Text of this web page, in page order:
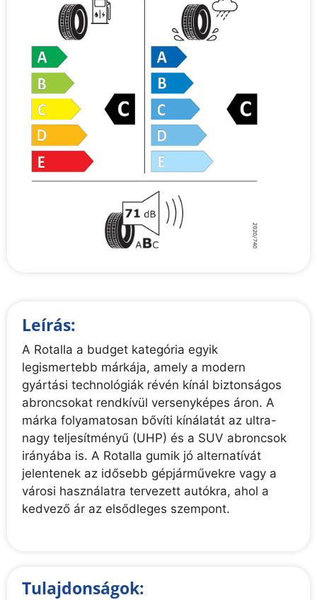
Leírás:
A Rotalla a budget kategória egyik
legismertebb márkája, amely a modern
gyártási technológiák révén kínál biztonságos
abroncsokat rendkívül versenyképes áron. A
márka folyamatosan bővíti kínálatát az ultra-
nagy teljesítményű (UHP) és a SUV abroncsok
irányába is. A Rotalla gumik jó alternatívát
jelentenek az idősebb gépjárművekre vagy a
városi használatra tervezett autókra, ahol a
kedvező ár az elsődleges szempont.
Tulajdonságok: